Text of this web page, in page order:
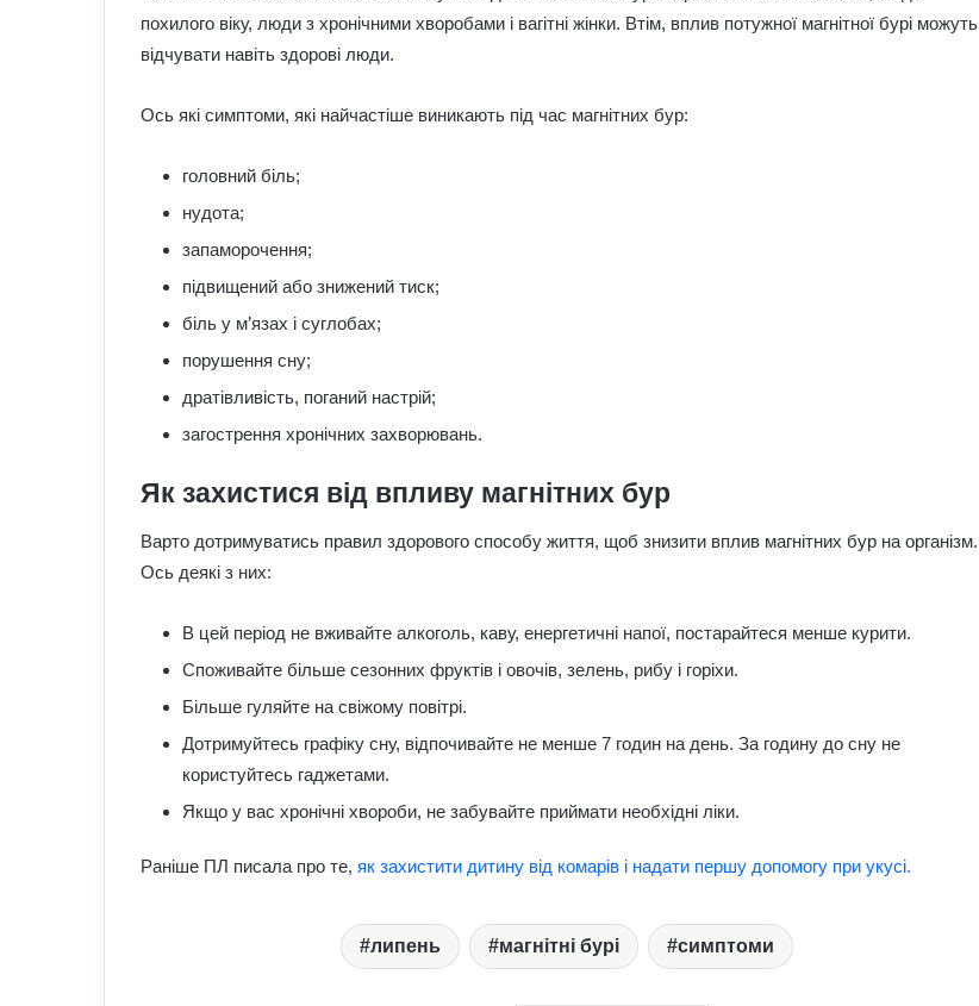
похилого віку, люди з хронічними хворобами і вагітні жінки. Втім, вплив потужної магнітної бурі можуть
відчувати навіть здорові люди.
Ось які симптоми, які найчастіше виникають під час магнітних бур:
головний біль;
нудота;
запаморочення;
підвищений або знижений тиск;
біль у м’язах і суглобах;
порушення сну;
дратівливість, поганий настрій;
загострення хронічних захворювань.
Як захистися від впливу магнітних бур
Варто дотримуватись правил здорового способу життя, щоб знизити вплив магнітних бур на організм.
Ось деякі з них:
В цей період не вживайте алкоголь, каву, енергетичні напої, постарайтеся менше курити.
Споживайте більше сезонних фруктів і овочів, зелень, рибу і горіхи.
Більше гуляйте на свіжому повітрі.
Дотримуйтесь графіку сну, відпочивайте не менше 7 годин на день. За годину до сну не
користуйтесь гаджетами.
Якщо у вас хронічні хвороби, не забувайте приймати необхідні ліки.
Раніше ПЛ писала про те, як захистити дитину від комарів і надати першу допомогу при укусі.
липень магнітні бурі симптоми
варто знати
стало відомо, чи є загроза здоров’ю
2026 року: початок місяця принесе
початку серпня: поради для
Як кримінальні порушення можуть
проявлятися під час базової